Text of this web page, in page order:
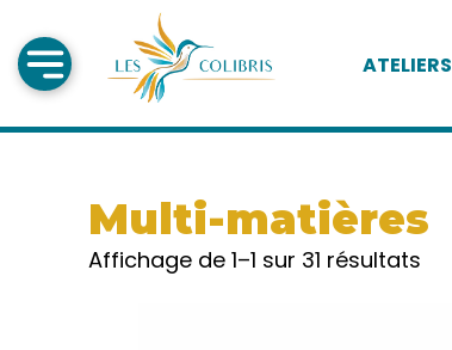
ATELIERS
Multi-matières
Affichage de 1–1 sur 31 résultats